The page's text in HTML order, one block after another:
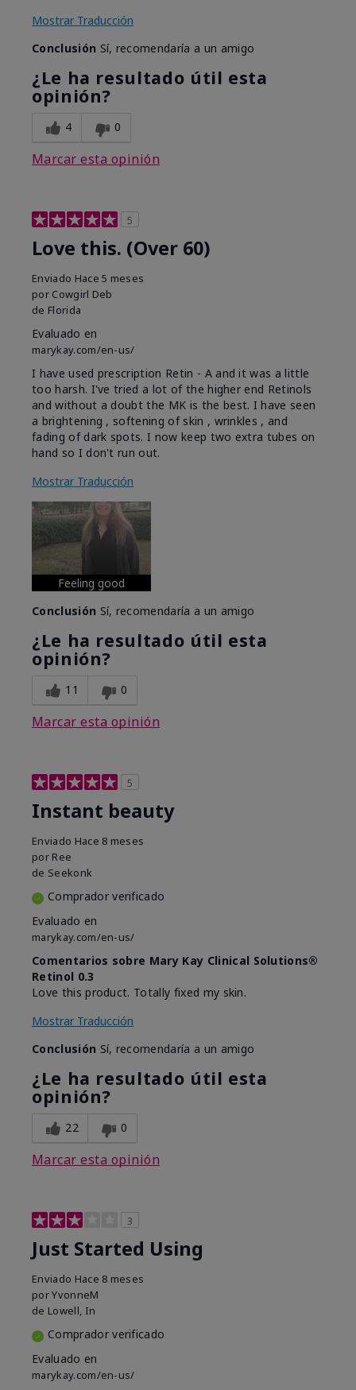
Mostrar Traducción
Conclusión Sí, recomendaría a un amigo
¿Le ha resultado útil esta
opinión?
4 0
Marcar esta opinión
5
Love this. (Over 60)
Enviado Hace 5 meses
por Cowgirl Deb
de Florida
Evaluado en
marykay.com/en-us/
I have used prescription Retin - A and it was a little
too harsh. I've tried a lot of the higher end Retinols
and without a doubt the MK is the best. I have seen
a brightening , softening of skin , wrinkles , and
fading of dark spots. I now keep two extra tubes on
hand so I don't run out.
Mostrar Traducción
Feeling good
Conclusión Sí, recomendaría a un amigo
¿Le ha resultado útil esta
opinión?
11 0
Marcar esta opinión
5
Instant beauty
Enviado Hace 8 meses
por Ree
de Seekonk
Comprador verificado
Evaluado en
marykay.com/en-us/
Comentarios sobre Mary Kay Clinical Solutions®
Retinol 0.3
Love this product. Totally fixed my skin.
Mostrar Traducción
Conclusión Sí, recomendaría a un amigo
¿Le ha resultado útil esta
opinión?
22 0
Marcar esta opinión
3
Just Started Using
Enviado Hace 8 meses
porYvonneM
de Lowell, In
Comprador verificado
Evaluado en
marykay.com/en-us/